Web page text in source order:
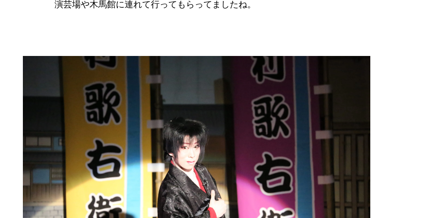
演芸場や木馬館に連れて行ってもらってましたね。